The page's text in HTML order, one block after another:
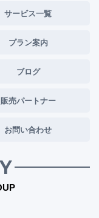
サービス一覧
プラン案内
ブログ
販売パートナー
お問い合わせ